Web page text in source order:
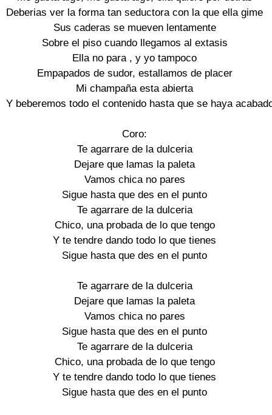
Deberias ver la forma tan seductora con la que ella gime
Sus caderas se mueven lentamente
Sobre el piso cuando llegamos al extasis
Ella no para , y yo tampoco
Empapados de sudor, estallamos de placer
Mi champaña esta abierta
Y beberemos todo el contenido hasta que se haya
Coro:
Te agarrare de la dulceria
Dejare que lamas la paleta
Vamos chica no pares
Sigue hasta que des en el punto
Te agarrare de la dulceria
Chico, una probada de lo que tengo
Y te tendre dando todo lo que tienes
Sigue hasta que des en el punto
Te agarrare de la dulceria
Dejare que lamas la paleta
Vamos chica no pares
Sigue hasta que des en el punto
Te agarrare de la dulceria
Chico, una probada de lo que tengo
Y te tendre dando todo lo que tienes
Sigue hasta que des en el punto